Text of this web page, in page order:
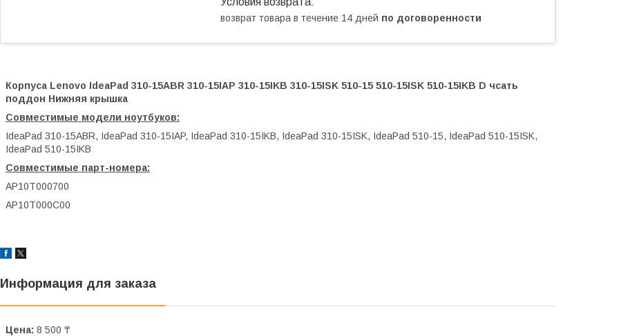
возврат товара в течение 14 дней по договоренности
Корпуса Lenovo IdeaPad 310-15ABR 310-15IAP 310-15IKB 310-15ISK 510-15 510-15ISK 510-15IKB D чсать
поддон Нижняя крышка
Совместимые модели ноутбуков:
IdeaPad 310-15ABR, IdeaPad 310-15IAP, IdeaPad 310-15IKB, IdeaPad 310-15ISK, IdeaPad 510-15, IdeaPad 510-15ISK,
IdeaPad 510-15IKB
Совместимые парт-номера:
AP10T000700
AP10T000C00
Информация для заказа
Цена: 8 500 ₸